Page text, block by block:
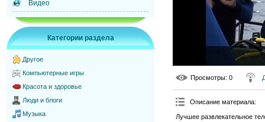
Видео
Категории раздела
Другое
Компьютерные игры
Красота и здоровье
Люди и блоги
Музыка
Просмотры: 0
Описание материала:
Лучшее развлекательное